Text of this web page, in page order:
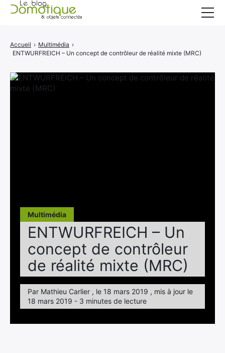
Multimédia
ENTWURFREICH – Un
concept de contrôleur
de réalité mixte (MRC)
Par Mathieu Carlier , le 18 mars 2019 , mis à jour le
18 mars 2019 - 3 minutes de lecture
Accueil › Multimédia ›
ENTWURFREICH – Un concept de contrôleur de réalité mixte (MRC)
Catégories
A propos